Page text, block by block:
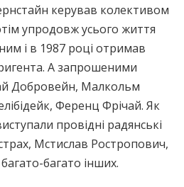
керував колективом
упродовж усього життя
і в 1987 році отримав
А запрошеними
Добровейн, Малкольм
Ференц Фрічай. Як
провідні радянські
Мстислав Ростропович,
багато інших.